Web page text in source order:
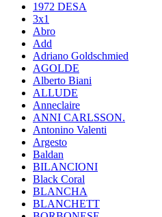
1972 DESA
3x1
Abro
Add
Adriano Goldschmied
AGOLDE
Alberto Biani
ALLUDE
Anneclaire
ANNI CARLSSON.
Antonino Valenti
Argesto
Baldan
BILANCIONI
Black Coral
BLANCHA
BLANCHETT